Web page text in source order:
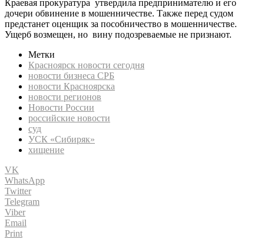
Краевая прокуратура утвердила предпринимателю и его
дочери обвинение в мошенничестве. Также перед судом
предстанет оценщик за пособничество в мошенничестве.
Ущерб возмещен, но вину подозреваемые не признают.
Метки
Красноярск новости сегодня
новости бизнеса СРБ
новости Красноярска
новости регионов
Новости России
российские новости
суд
УСК «Сибиряк»
хищение
VK
WhatsApp
Twitter
Telegram
Viber
Email
Print